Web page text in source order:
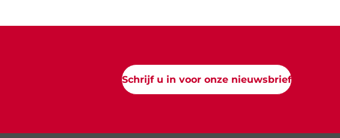
Schrijf u in voor onze nieuwsbrief